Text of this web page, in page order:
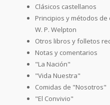
Clásicos castellanos
Principios y métodos
W. P. Welpton
Otros libros y folletos
Notas y comentarios
"La Nación"
"Vida Nuestra"
Comidas de "Nosotros"
"El Convivio"